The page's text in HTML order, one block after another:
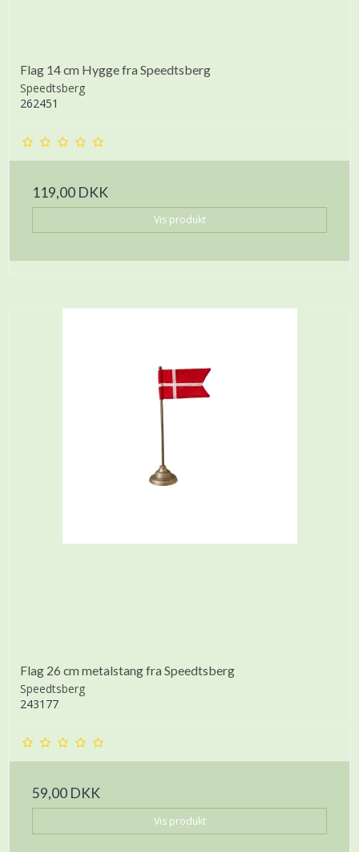
Flag 14 cm Hygge fra Speedtsberg
Speedtsberg
262451
119,00 DKK
Vis produkt
Flag 26 cm metalstang fra Speedtsberg
Speedtsberg
243177
59,00 DKK
Vis produkt